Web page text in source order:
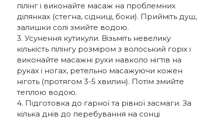
пілінг і виконайте масаж на проблемних
ділянках (стегна, сідниці, боки). Прийміть душ,
залишки солі змийте водою.
3. Усунення кутикули. Візьміть невелику
кількість пілінгу розміром з волоський горіх і
виконайте масажні рухи навколо нігтів на
руках і ногах, ретельно масажуючи кожен
ніготь (протягом 3-5 хвилин). Потім змийте
теплою водою.
4. Підготовка до гарної та рівної засмаги. За
кілька днів до перебування на сонці